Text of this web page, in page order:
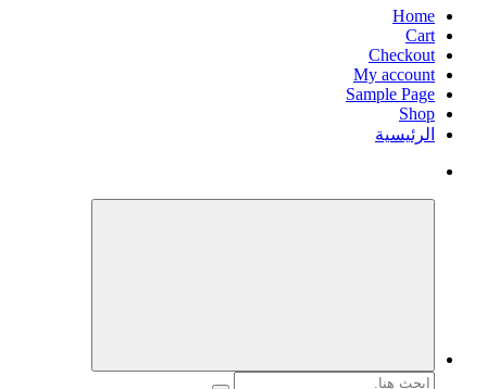
Home
Cart
Checkout
My account
Sample Page
Shop
الرئيسية
البحث